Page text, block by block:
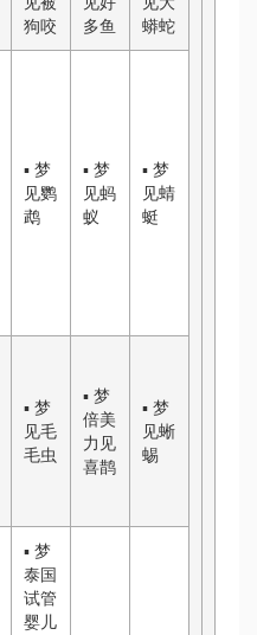
狗咬
多鱼
蟒蛇
▪ 梦
见鹦
鹉
▪ 梦
见蚂
蚁
▪ 梦
见蜻
蜓
▪ 梦
见毛
毛虫
▪ 梦
倍美
力 见
喜鹊
▪ 梦
见蜥
蜴
▪ 梦
泰国
试管
婴儿